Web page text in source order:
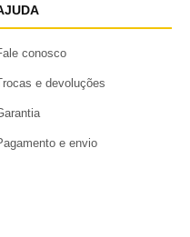
conosco
e devoluções
e envio